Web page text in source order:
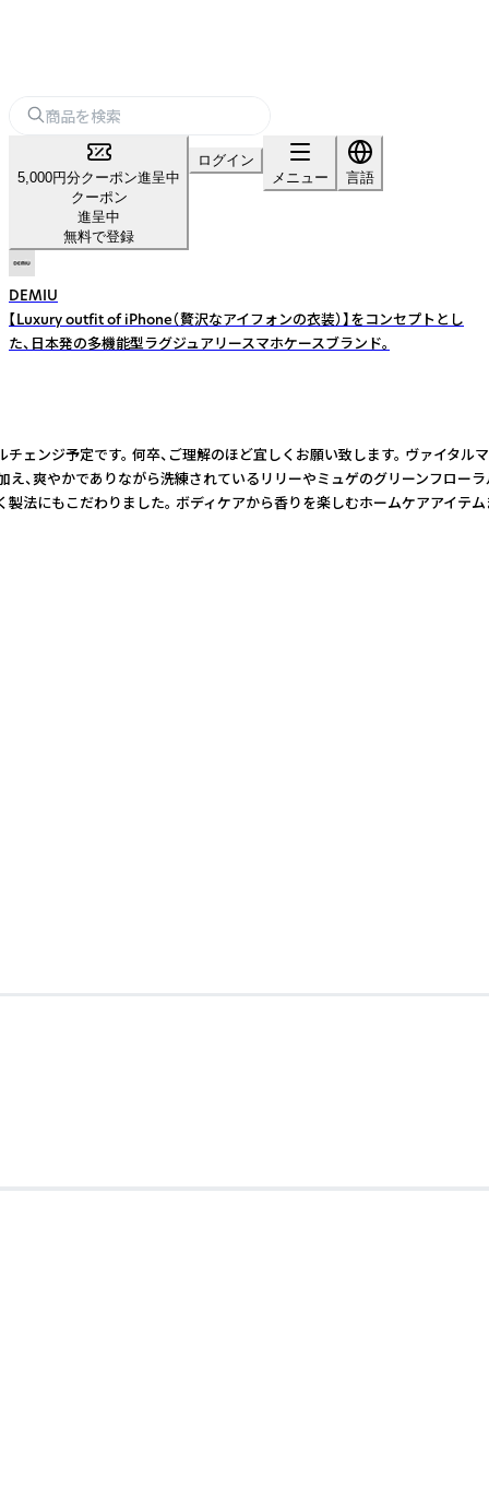
5,000円分クーポン進呈中
クーポン
進呈中
無料で登録
ログイン
メニュー
言語
DEMIU
【Luxury outfit of iPhone（贅沢なアイフォンの衣装）】をコンセプトとし
た、日本発の多機能型ラグジュアリースマホケースブランド。
ジ予定です。 何卒、ご理解のほど宜しくお願い致します。 ヴァ
やかでありながら洗練されているリリーやミュゲのグリーンフロ
こだわりました。 ボディケアから香りを楽しむホームケアア